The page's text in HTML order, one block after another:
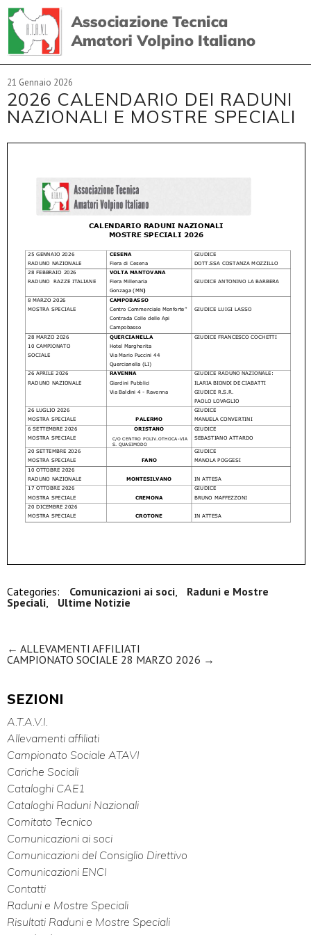
21 Gennaio 2026
2026 CALENDARIO DEI RADUNI
NAZIONALI E MOSTRE SPECIALI
Categories: Comunicazioni ai soci,
Raduni e Mostre
Speciali, Ultime Notizie
← ALLEVAMENTI AFFILIATI
CAMPIONATO SOCIALE 28 MARZO 2026 →
SEZIONI
A.T.A.V.I.
Allevamenti affiliati
Campionato Sociale ATAVI
Cariche Sociali
Cataloghi CAE1
Cataloghi Raduni Nazionali
Comitato Tecnico
Comunicazioni ai soci
Comunicazioni del Consiglio Direttivo
Comunicazioni ENCI
Contatti
Raduni e Mostre Speciali
Risultati Raduni e Mostre Speciali